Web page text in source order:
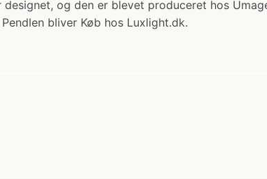
og den er blevet produceret hos
bliver Køb hos Luxlight.dk.